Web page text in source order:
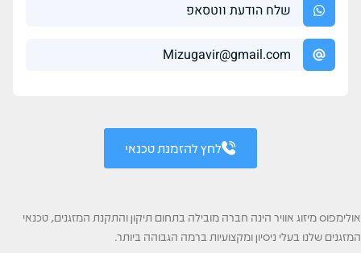
שלח הודעת ווטסאפ
Mizugavir@gmail.com
לחץ להזמנת טכנאי
אולימפוס מיזוג אוויר הינה חברה מובילה בתחום תיקון והתקנת המזגנים, טכנאי
המזגנים שלנו בעלי ניסיון ומקצועיות ברמה הגבוהה ביותר.